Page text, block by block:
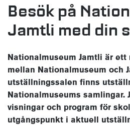
Besök på
Jamtli med din
Nationalmuseum Jamtli är ett
mellan Nationalmuseum och
utställningssalen finns
Nationalmuseums samlingar.
visningar och program för
utgångspunkt i aktuell